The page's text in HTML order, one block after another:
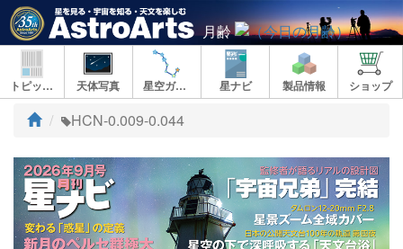
月齢
トピックス 天体写真 星空ガイド 星ナビ 製品情報 ショップ
ト
プ
HCN-0.009-0.044